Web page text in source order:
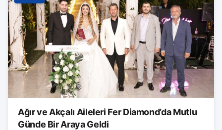
Ağır ve Akçalı Aileleri Fer Diamond’da Mutlu
Günde Bir Araya Geldi